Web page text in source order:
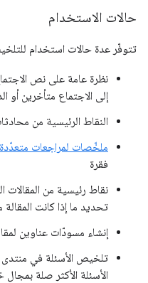
حالات الاستخدام
تتوفّر عدة حالات استخدام
نظرة عامة على نص
إلى الاجتماع متأخرين أو
النقاط الرئيسية من
ملخّصات لمراجعات
فقرة
نقاط رئيسية من المقالات
تحديد ما إذا كانت المقالة
إنشاء مسودّات عناوين
تلخيص الأسئلة في منتدى
الأسئلة الأكثر صلة بمجال